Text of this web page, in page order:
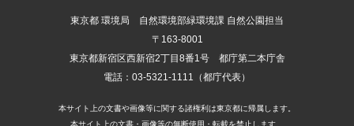
東京都 環境局 自然環境部緑環境課 自然公園担当
〒163-8001
東京都新宿区西新宿2丁目8番1号 都庁第二本庁舎
電話：03-5321-1111（都庁代表）
本サイト上の文書や画像等に関する諸権利は東京都に帰属します。